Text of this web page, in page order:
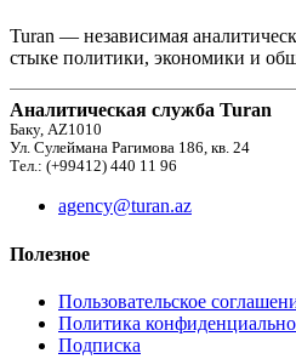
Turan — независимая
стыке политики, экономики и
Аналитическая служба Turan
Баку, AZ1010
Ул. Сулеймана Рагимова 186, кв. 24
Тел.: (+99412) 440 11 96
agency@turan.az
Полезное
Пользовательское
Политика
Подписка